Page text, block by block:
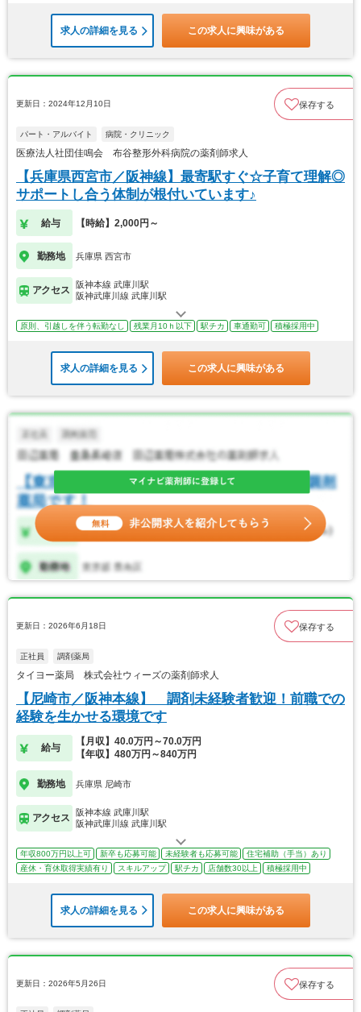
求人の詳細を見る この求人に興味がある
更新日：2024年12月10日 保存する
パート・アルバイト 病院・クリニック
医療法人社団佳鳴会 布谷整形外科病院の薬剤師求人
【兵庫県西宮市／阪神線】最寄駅すぐ☆子育て理解◎
サポートし合う体制が根付いています♪
給与 【時給】2,000円～
勤務地 兵庫県 西宮市
アクセス
阪神本線 武庫川駅
阪神武庫川線 武庫川駅
原則、引越しを伴う転勤なし 残業月10ｈ以下 駅チカ 車通勤可 積極採用中
求人の詳細を見る この求人に興味がある
更新日：2026年6月18日 保存する
正社員 調剤薬局
タイヨー薬局 株式会社ウィーズの薬剤師求人
【尼崎市／阪神本線】 調剤未経験者歓迎！前職での
経験を生かせる環境です
給与
【月収】40.0万円～70.0万円
【年収】480万円～840万円
勤務地 兵庫県 尼崎市
アクセス
阪神本線 武庫川駅
阪神武庫川線 武庫川駅
年収800万円以上可 新卒も応募可能 未経験者も応募可能
住宅補助（手当）あり
産休・育休取得実績有り
スキルアップ 駅チカ 店舗数30以上 積極採用中
求人の詳細を見る この求人に興味がある
更新日：2026年5月26日 保存する